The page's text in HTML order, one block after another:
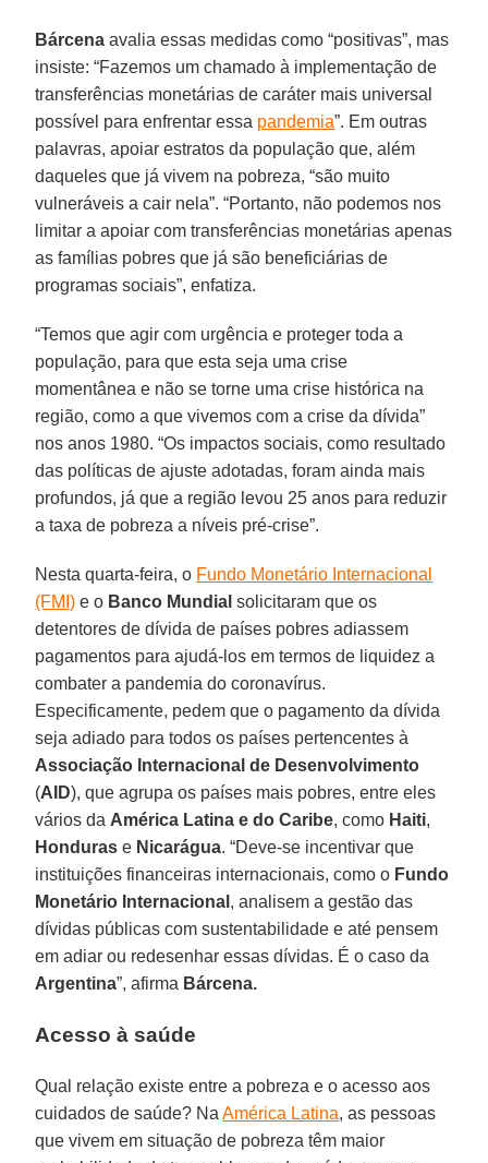
Bárcena avalia essas medidas como “positivas”, mas
insiste: “Fazemos um chamado à implementação de
transferências monetárias de caráter mais universal
possível para enfrentar essa pandemia”. Em outras
palavras, apoiar estratos da população que, além
daqueles que já vivem na pobreza, “são muito
vulneráveis a cair nela”. “Portanto, não podemos nos
limitar a apoiar com transferências monetárias apenas
as famílias pobres que já são beneficiárias de
programas sociais”, enfatiza.
“Temos que agir com urgência e proteger toda a
população, para que esta seja uma crise
momentânea e não se torne uma crise histórica na
região, como a que vivemos com a crise da dívida”
nos anos 1980. “Os impactos sociais, como resultado
das políticas de ajuste adotadas, foram ainda mais
profundos, já que a região levou 25 anos para reduzir
a taxa de pobreza a níveis pré-crise”.
Nesta quarta-feira, o Fundo Monetário Internacional
(FMI) e o Banco Mundial solicitaram que os
detentores de dívida de países pobres adiassem
pagamentos para ajudá-los em termos de liquidez a
combater a pandemia do coronavírus.
Especificamente, pedem que o pagamento da dívida
seja adiado para todos os países pertencentes à
Associação Internacional de Desenvolvimento
(AID), que agrupa os países mais pobres, entre eles
vários da América Latina e do Caribe, como Haiti,
Honduras e Nicarágua. “Deve-se incentivar que
instituições financeiras internacionais, como o Fundo
Monetário Internacional , analisem a gestão das
dívidas públicas com sustentabilidade e até pensem
em adiar ou redesenhar essas dívidas. É o caso da
Argentina”, afirma Bárcena.
Acesso à saúde
Qual relação existe entre a pobreza e o acesso aos
cuidados de saúde? NaAmérica Latina, as pessoas
que vivem em situação de pobreza têm maior